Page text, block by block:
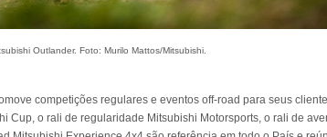
Outlander. Foto: Murilo Mattos/Mitsubishi.
competições regulares e eventos off-road para seus
Cup, o rali de regularidade Mitsubishi Motorsports, o rali de